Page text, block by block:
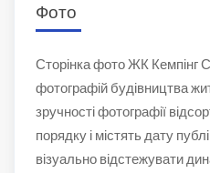
Фото
Сторінка фото ЖК Кемпінг
фотографій будівництва
зручності фотографії
порядку і містять дату
візуально відстежувати